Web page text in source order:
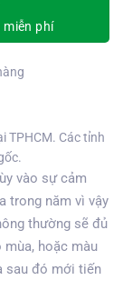
miễn phí
TPHCM. Các tỉnh
vào sự cảm
trong năm vì vậy
thường sẽ đủ
mùa, hoặc màu
sau đó mới tiến